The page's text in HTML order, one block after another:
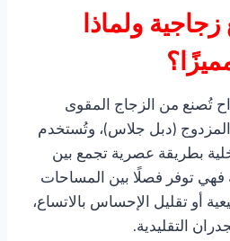
ولماذا
تُصنع من الزجاج المقوى
(دبل جلاس)، وتُستخدم
بطريقة عصرية تجمع بين
فهي توفر فصلًا بين المساحات
أو تقليل الإحساس بالاتساع،
التقليدية.